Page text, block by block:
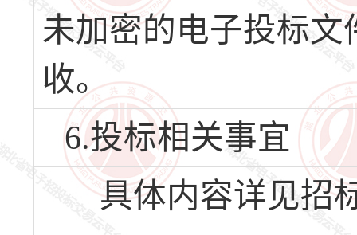
未加密的电子投标文
收。
6.投标相关事宜
具体内容详见招